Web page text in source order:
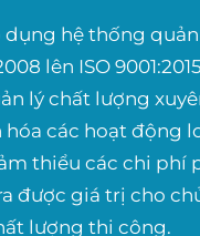
dụng hệ thống
lên ISO
lý chất lượng
hóa các hoạt động
thiểu các chi phí
được giá trị cho
lượng thi công.